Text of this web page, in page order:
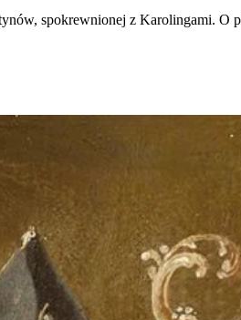
spokrewnionej z Karolingami. O